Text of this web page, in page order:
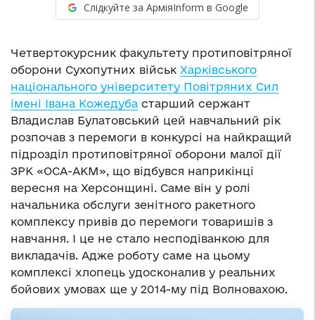
Слідкуйте за АрміяInform в Google
Четвертокурсник факультету протиповітряної
оборони Сухопутних військ Харківського
національного університету Повітряних Сил
імені Івана Кожедуба старший сержант
Владислав Булатовський цей навчальний рік
розпочав з перемоги в конкурсі на найкращий
підрозділ протиповітряної оборони малої дії
ЗРК «ОСА-АКМ», що відбувся наприкінці
вересня на Херсонщині. Саме він у ролі
начальника обслуги зенітного ракетного
комплексу привів до перемоги товаришів з
навчання. І це не стало несподіванкою для
викладачів. Адже роботу саме на цьому
комплексі хлопець удосконалив у реальних
бойових умовах ще у 2014-му під Волновахою.